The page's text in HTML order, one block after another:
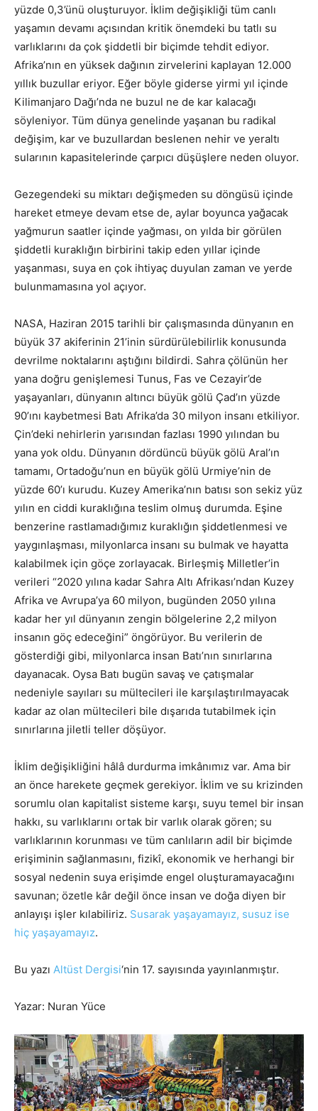
yüzde 0,3’ünü oluşturuyor. İklim değişikliği tüm canlı
yaşamın devamı açısından kritik önemdeki bu tatlı su
varlıklarını da çok şiddetli bir biçimde tehdit ediyor.
Afrika’nın en yüksek dağının zirvelerini kaplayan 12.000
yıllık buzullar eriyor. Eğer böyle giderse yirmi yıl içinde
Kilimanjaro Dağı’nda ne buzul ne de kar kalacağı
söyleniyor. Tüm dünya genelinde yaşanan bu radikal
değişim, kar ve buzullardan beslenen nehir ve yeraltı
sularının kapasitelerinde çarpıcı düşüşlere neden oluyor.
Gezegendeki su miktarı değişmeden su döngüsü içinde
hareket etmeye devam etse de, aylar boyunca yağacak
yağmurun saatler içinde yağması, on yılda bir görülen
şiddetli kuraklığın birbirini takip eden yıllar içinde
yaşanması, suya en çok ihtiyaç duyulan zaman ve yerde
bulunmamasına yol açıyor.
NASA, Haziran 2015 tarihli bir çalışmasında dünyanın en
büyük 37 akiferinin 21’inin sürdürülebilirlik konusunda
devrilme noktalarını aştığını bildirdi. Sahra çölünün her
yana doğru genişlemesi Tunus, Fas ve Cezayir’de
yaşayanları, dünyanın altıncı büyük gölü Çad’ın yüzde
90’ını kaybetmesi Batı Afrika’da 30 milyon insanı etkiliyor.
Çin’deki nehirlerin yarısından fazlası 1990 yılından bu
yana yok oldu. Dünyanın dördüncü büyük gölü Aral’ın
tamamı, Ortadoğu’nun en büyük gölü Urmiye’nin de
yüzde 60’ı kurudu. Kuzey Amerika’nın batısı son sekiz yüz
yılın en ciddi kuraklığına teslim olmuş durumda. Eşine
benzerine rastlamadığımız kuraklığın şiddetlenmesi ve
yaygınlaşması, milyonlarca insanı su bulmak ve hayatta
kalabilmek için göçe zorlayacak. Birleşmiş Milletler’in
verileri “2020 yılına kadar Sahra Altı Afrikası’ndan Kuzey
Afrika ve Avrupa’ya 60 milyon, bugünden 2050 yılına
kadar her yıl dünyanın zengin bölgelerine 2,2 milyon
insanın göç edeceğini” öngörüyor. Bu verilerin de
gösterdiği gibi, milyonlarca insan Batı’nın sınırlarına
dayanacak. Oysa Batı bugün savaş ve çatışmalar
nedeniyle sayıları su mültecileri ile karşılaştırılmayacak
kadar az olan mültecileri bile dışarıda tutabilmek için
sınırlarına jiletli teller döşüyor.
İklim değişikliğini hâlâ durdurma imkânımız var. Ama bir
an önce harekete geçmek gerekiyor. İklim ve su krizinden
sorumlu olan kapitalist sisteme karşı, suyu temel bir insan
hakkı, su varlıklarını ortak bir varlık olarak gören; su
varlıklarının korunması ve tüm canlıların adil bir biçimde
erişiminin sağlanmasını, fizikî, ekonomik ve herhangi bir
sosyal nedenin suya erişimde engel oluşturamayacağını
savunan; özetle kâr değil önce insan ve doğa diyen bir
anlayışı işler kılabiliriz. Susarak yaşayamayız, susuz ise
hiç yaşayamayız.
Bu yazı Altüst Dergisi‘nin 17. sayısında yayınlanmıştır.
Yazar: Nuran Yüce